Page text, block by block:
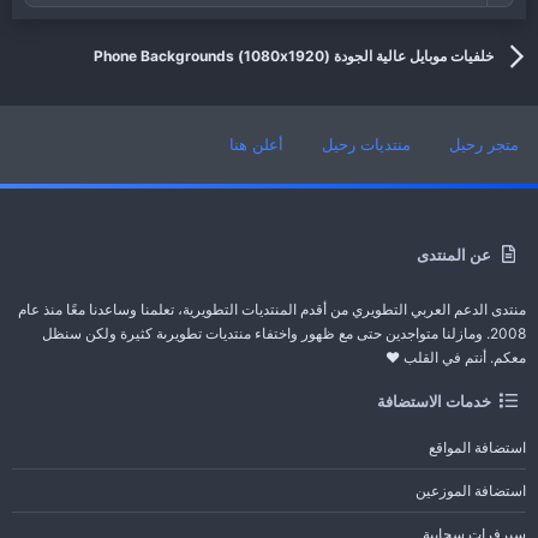
خلفيات موبايل عالية الجودة (1080x1920) Phone Backgrounds
عن المنتدى
منتدى الدعم العربي التطويري من أقدم المنتديات التطويرية، تعلمنا وساعدنا معًا منذ عام
2008. ومازلنا متواجدين حتى مع ظهور واختفاء منتديات تطويرىة كثيرة ولكن سنظل
معكم. أنتم في القلب ❤️
خدمات الاستضافة
استضافة المواقع
استضافة الموزعين
سيرفرات سحابية
متجر رحيل منتديات رحيل أعلن هنا